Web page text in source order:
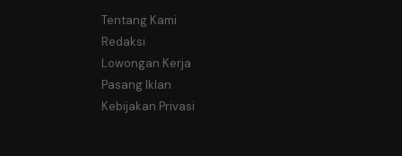
Tentang Kami
Redaksi
Lowongan Kerja
Pasang Iklan
Kebijakan Privasi